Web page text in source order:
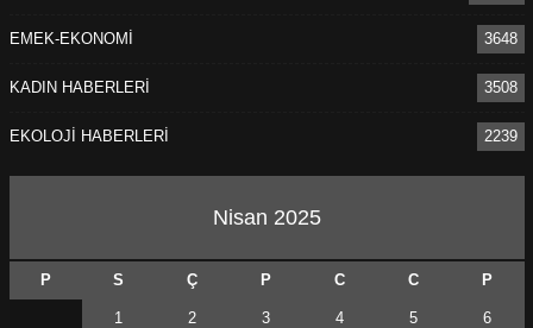
EMEK-EKONOMİ 3648
KADIN HABERLERİ 3508
EKOLOJİ HABERLERİ 2239
Nisan 2025
P S Ç P C C P
1 2 3 4 5 6